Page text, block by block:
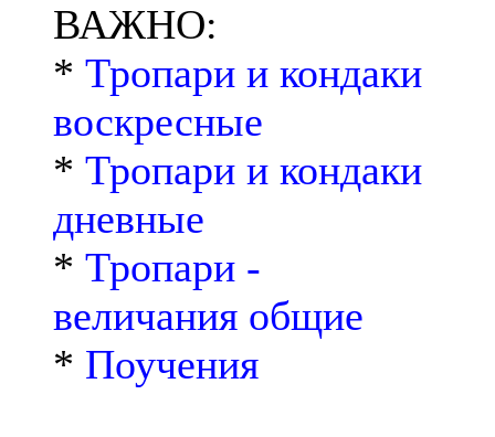
ВАЖНО:
* Тропари и кондаки
воскресные
* Тропари и кондаки
дневные
* Тропари -
величания общие
* Поучения